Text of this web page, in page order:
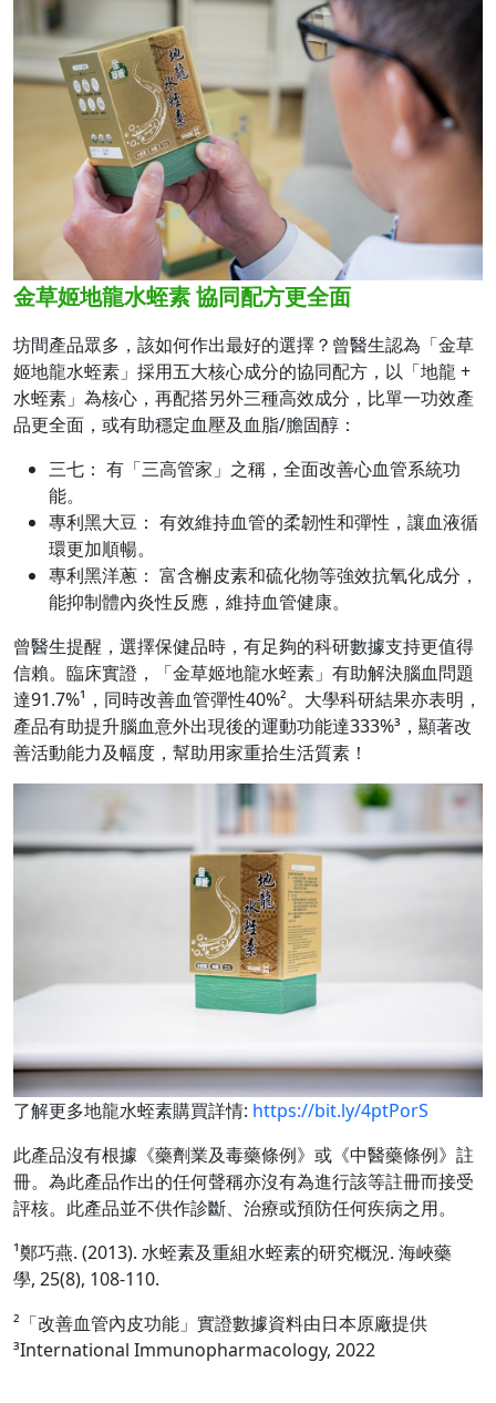
金草姬地龍水蛭素 協同配方更全面
坊間產品眾多，該如何作出最好的選擇？曾醫生認為「金草
姬地龍水蛭素」採用五大核心成分的協同配方，以「地龍 +
水蛭素」為核心，再配搭另外三種高效成分，比單一功效產
品更全面，或有助穩定血壓及血脂/膽固醇：
三七： 有「三高管家」之稱，全面改善心血管系統功
能。
專利黑大豆： 有效維持血管的柔韌性和彈性，讓血液循
環更加順暢。
專利黑洋蔥： 富含槲皮素和硫化物等強效抗氧化成分，
能抑制體內炎性反應，維持血管健康。
曾醫生提醒，選擇保健品時，有足夠的科研數據支持更值得
信賴。臨床實證，「金草姬地龍水蛭素」有助解決腦血問題
達91.7%¹，同時改善血管彈性40%²。大學科研結果亦表明，
產品有助提升腦血意外出現後的運動功能達333%³，顯著改
善活動能力及幅度，幫助用家重拾生活質素！
了解更多地龍水蛭素購買詳情: https://bit.ly/4ptPorS
此產品沒有根據《藥劑業及毒藥條例》或《中醫藥條例》註
冊。為此產品作出的任何聲稱亦沒有為進行該等註冊而接受
評核。此產品並不供作診斷、治療或預防任何疾病之用。
¹鄭巧燕. (2013). 水蛭素及重組水蛭素的研究概況. 海峽藥
學, 25(8), 108-110.
²「改善血管內皮功能」實證數據資料由日本原廠提供
³International Immunopharmacology, 2022